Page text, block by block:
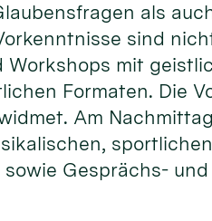
als
sind
Workshops mit
Formaten. Die
Am
Gesprächs-